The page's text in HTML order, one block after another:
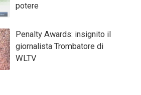
potere
Penalty Awards: insignito il
giornalista Trombatore di
WLTV